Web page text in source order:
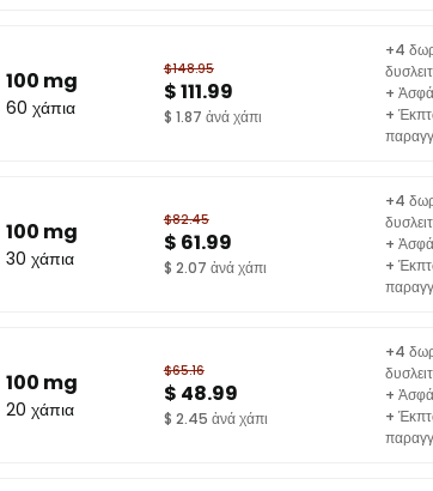
100 mg
60 χάπια
$148.95
$ 111.99
$ 1.87 ἀνά χάπι
+4
+
+
100 mg
30 χάπια
$82.45
$ 61.99
$ 2.07 ἀνά χάπι
+4
+
+
100 mg
20 χάπια
$65.16
$ 48.99
$ 2.45 ἀνά χάπι
+4
+
+